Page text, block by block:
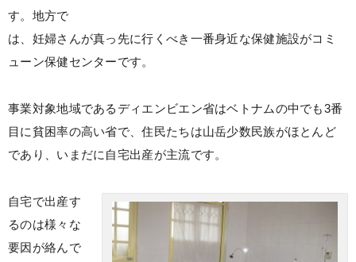
す。地方で
は、妊婦さんが真っ先に行くべき一番身近な保健施設がコミ
ューン保健センターです。
事業対象地域であるディエンビエン省はベトナムの中でも3番
目に貧困率の高い省で、住民たちは山岳少数民族がほとんど
であり、いまだに自宅出産が主流です。
自宅で出産す
るのは様々な
要因が絡んで